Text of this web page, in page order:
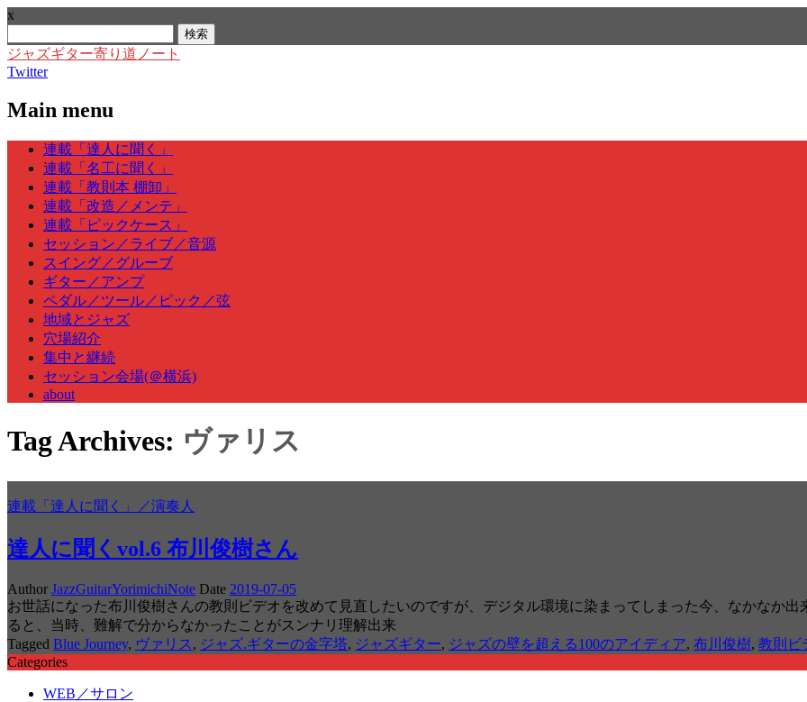
x
索:
ジャズギター寄り道ノート
Twitter
Main menu
Skip
content
連載「達人に聞く」
連載「名工に聞く」
連載「教則本 棚卸」
連載「改造／メンテ」
連載「ピックケース」
セッション／ライブ／音源
スイング／グルーブ
ギター／アンプ
ペダル／ツール／ピック／弦
地域とジャズ
穴場紹介
集中と継続
セッション会場(＠横浜)
about
Tag Archives: ヴァリス
連載「達人に聞く」／演奏人
達人に聞くvol.6 布川俊樹さん
Author JazzGuitarYorimichiNote Date 2019-07-05
お世話になった布川俊樹さんの教則ビデオを改めて見直したいのですが、デジタル環境に染まってしまった今、なかなか
ると、当時、難解で分からなかったことがスンナリ理解出来
Tagged Blue Journey, ヴァリス , ジャズ.ギターの金字塔, ジャズギター, ジャズの壁を超える100のアイディア, 布川俊樹, 教則ビ
Categories
WEB／サロン